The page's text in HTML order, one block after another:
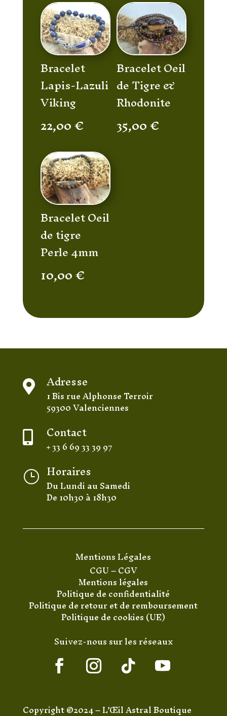
Bracelet
Lapis-Lazuli
Viking
22,00€
Bracelet Oeil
de Tigre &
Rhodonite
35,00€
Bracelet Oeil
de tigre
Perle 4mm
10,00€
 Adresse
1 Bis rue Alphonse Terroir
59300 Valenciennes
 Contact
+ 33 6 69 33 39 97
} Horaires
Du Lundi au Samedi
De 10h30 à 18h30
Mentions Légales
CGU–CGV
Mentions légales
Politique de confidentialité
Politique de retour et de remboursement
Politique de cookies (UE)
Suivez-nous sur les réseaux
Copyright ©2024 – L’Œil Astral Boutique